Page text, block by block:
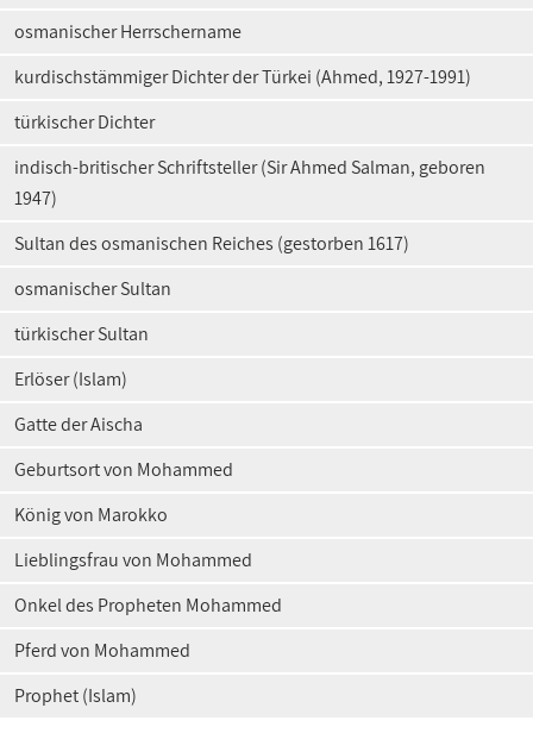
osmanischer Herrschername
kurdischstämmiger Dichter der Türkei (Ahmed, 1927-1991)
türkischer Dichter
indisch-britischer Schriftsteller (Sir Ahmed Salman, geboren
1947)
Sultan des osmanischen Reiches (gestorben 1617)
osmanischer Sultan
türkischer Sultan
Erlöser (Islam)
Gatte der Aischa
Geburtsort von Mohammed
König von Marokko
Lieblingsfrau von Mohammed
Onkel des Propheten Mohammed
Pferd von Mohammed
Prophet (Islam)